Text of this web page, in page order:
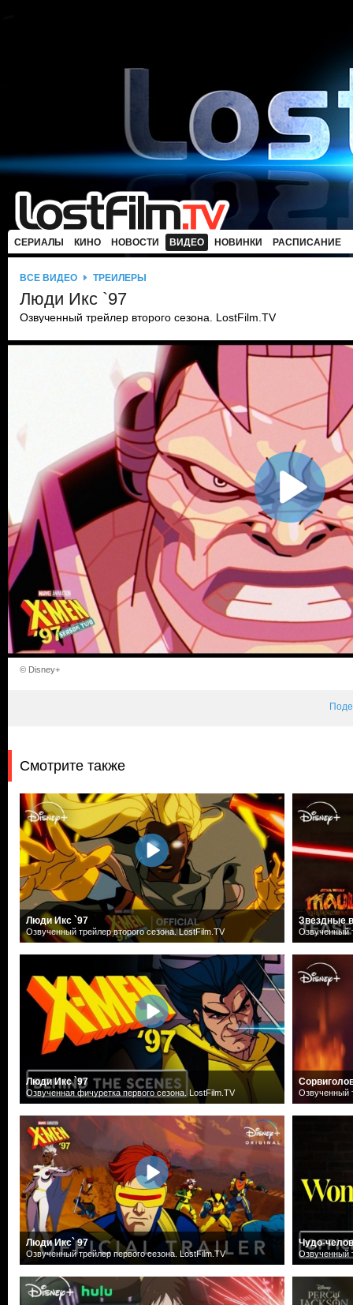
СЕРИАЛЫ КИНО НОВОСТИ ВИДЕО НОВИНКИ РАСПИСАНИЕ
ВСЕ ВИДЕО ТРЕЙЛЕРЫ
Люди Икс `97
Озвученный трейлер второго сезона. LostFilm.TV
© Disney+
Смотрите также
Люди Икс `97
Озвученный трейлер второго сезона. LostFilm.TV
Люди Икс `97
Озвученная фичуретка первого сезона. LostFilm.TV
Люди Икс` 97
Озвученный трейлер первого сезона. LostFilm.TV
Звездные
Озвученный
Озвученный
Чудо-
Озвученный